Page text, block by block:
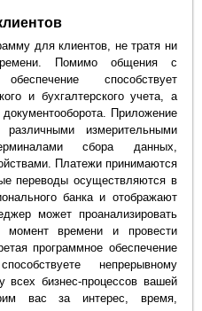
для клиентов, не тратя ни
Помимо общения с
способствует
и бухгалтерского учета, а
Приложение
измерительными
сбора данных,
Платежи принимаются
переводы осуществляются в
банка и отображают
может проанализировать
времени и провести
программное обеспечение
непрерывному
всех бизнес-процессов вашей
вас за интерес, время,